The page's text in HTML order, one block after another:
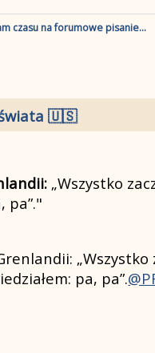
czasu na forumowe pisanie...
świata 🇺🇸
„Wszystko
pa”."
pa, pa”.